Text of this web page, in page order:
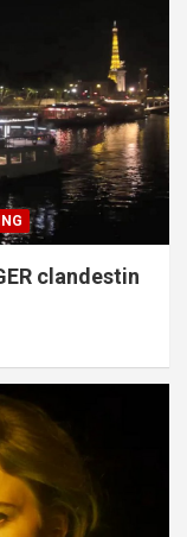
clandestin